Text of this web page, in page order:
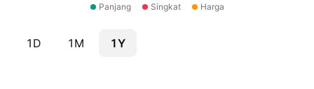
Panjang Singkat Harga
1D 1M 1Y